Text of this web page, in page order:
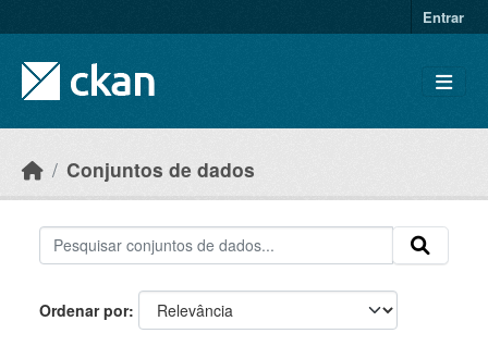
Entrar
Conjuntos de dados
Ordenar por